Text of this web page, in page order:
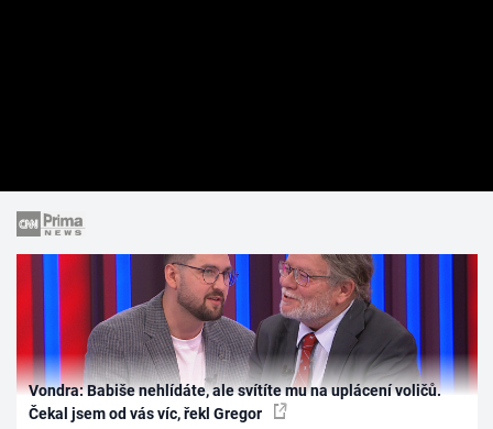
Vondra: Babiše nehlídáte, ale svítíte mu na uplácení voličů.
Čekal jsem od vás víc, řekl Gregor